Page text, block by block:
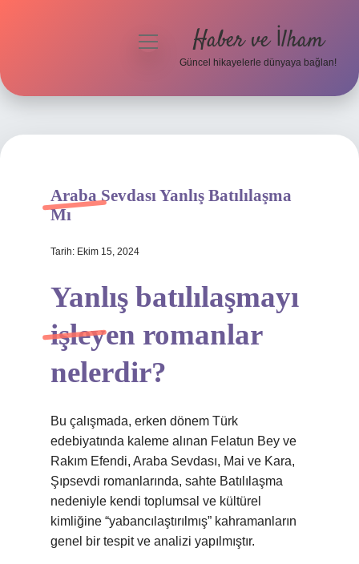
Hakkımızda
menüyü
Haber ve İlham
Güncel hikayelerle dünyaya bağlan!
Araba Sevdası Yanlış Batılılaşma
Mı
Tarih: Ekim 15, 2024
Yanlış batılılaşmayı
işleyen romanlar
nelerdir?
Bu çalışmada, erken dönem Türk
edebiyatında kaleme alınan Felatun Bey ve
Rakım Efendi, Araba Sevdası, Mai ve Kara,
Şıpsevdi romanlarında, sahte Batılılaşma
nedeniyle kendi toplumsal ve kültürel
kimliğine “yabancılaştırılmış” kahramanların
genel bir tespit ve analizi yapılmıştır.